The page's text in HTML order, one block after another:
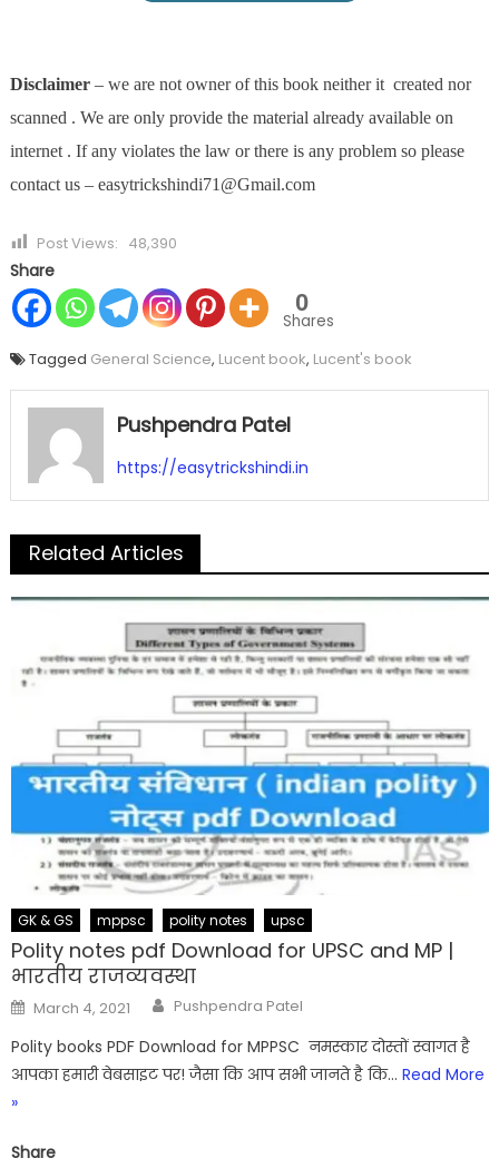
Disclaimer– we are not owner of this book neither it created nor
scanned . We are only provide the material already available on
internet . If any violates the law or there is any problem so please
contact us – easytrickshindi71@Gmail.com
Post Views: 48,390
Share
0
Shares
Tagged General Science, Lucent book, Lucent's book
Pushpendra Patel
https://easytrickshindi.in
Related Articles
GK & GS mppsc polity notes upsc
Polity notes pdf Download for UPSC and MP |
भारतीय राजव्यवस्था
Posted
on
March 4, 2021 Author
Pushpendra Patel
Polity books PDF Download for MPPSC नमस्कार दोस्तों स्वागत है
आपका हमारी वेबसाइट पर! जैसा कि आप सभी जानते है कि…Read More
»
Share